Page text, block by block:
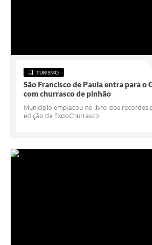
TURISMO
São Francisco de Paula entra para o
com churrasco de pinhão
Município emplacou no livro dos recordes
edição da ExpoChurrasco